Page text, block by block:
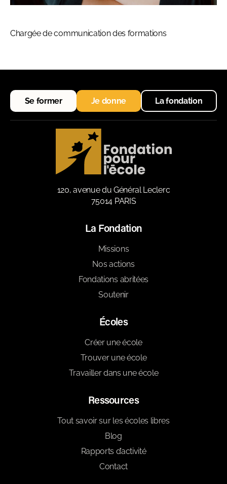
Chargée de communication des formations
Se former Je donne La fondation
120, avenue du Général Leclerc
75014 PARIS
La Fondation
Missions
Nos actions
Fondations abritées
Soutenir
Écoles
Créer une école
Trouver une école
Travailler dans une école
Ressources
Tout savoir sur les écoles libres
Blog
Rapports d’activité
Contact